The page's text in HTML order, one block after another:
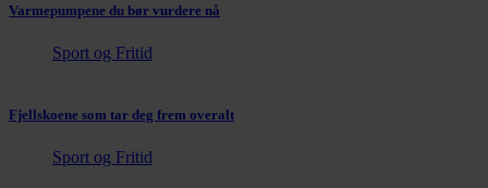
Varmepumpene du bør vurdere nå
Sport og Fritid
Fjellskoene som tar deg frem overalt
Sport og Fritid